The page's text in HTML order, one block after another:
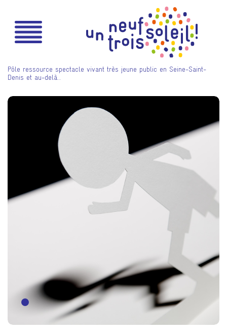
Pôle ressource spectacle vivant très jeune public en Seine-Saint-
Denis et au-delà…